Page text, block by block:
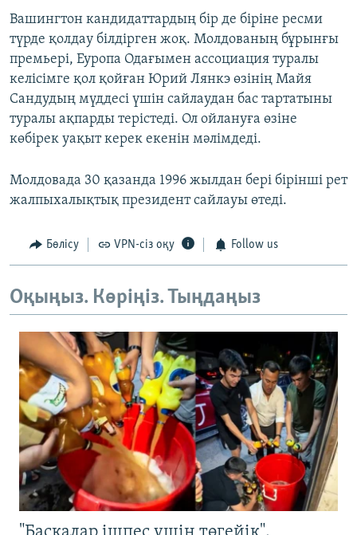
Вашингтон кандидаттардың бір де біріне ресми
түрде қолдау білдірген жоқ. Молдованың бұрынғы
премьері, Еуропа Одағымен ассоциация туралы
келісімге қол қойған Юрий Лянкэ өзінің Майя
Сандудың мүддесі үшін сайлаудан бас тартатыны
туралы ақпарды терістеді. Ол ойлануға өзіне
көбірек уақыт керек екенін мәлімдеді.
Молдовада 30 қазанда 1996 жылдан бері бірінші рет
жалпыхалықтық президент сайлауы өтеді.
Бөлісу VPN-сіз оқу Follow us
Оқыңыз. Көріңіз. Тыңдаңыз